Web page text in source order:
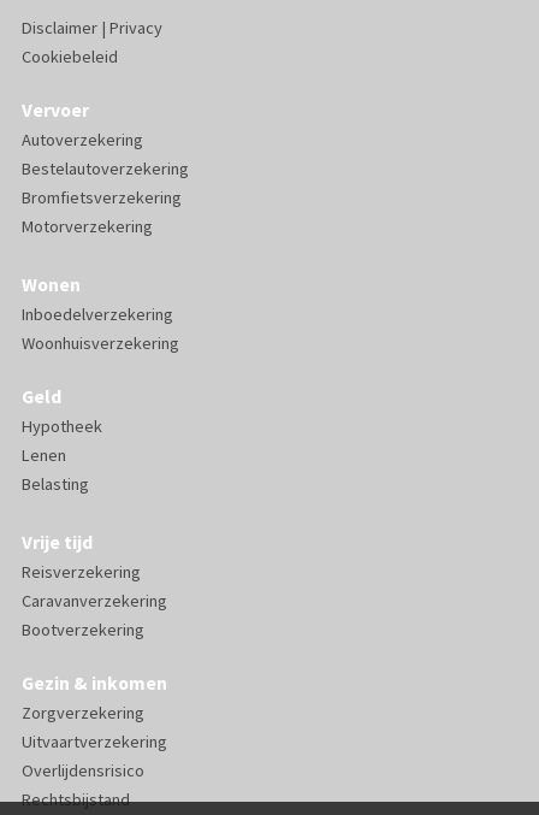
Disclaimer| Privacy
Cookiebeleid
Vervoer
Autoverzekering
Bestelautoverzekering
Bromfietsverzekering
Motorverzekering
Wonen
Inboedelverzekering
Woonhuisverzekering
Geld
Hypotheek
Lenen
Belasting
Vrije tijd
Reisverzekering
Caravanverzekering
Bootverzekering
Gezin & inkomen
Zorgverzekering
Uitvaartverzekering
Overlijdensrisico
Rechtsbijstand